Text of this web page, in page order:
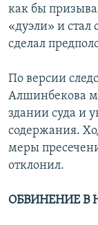
как бы
«дуэли» и стал
сделал
По версии
Алшинбекова
здании суда и
содержания.
меры
отклонил.
ОБВИНЕНИЕ В